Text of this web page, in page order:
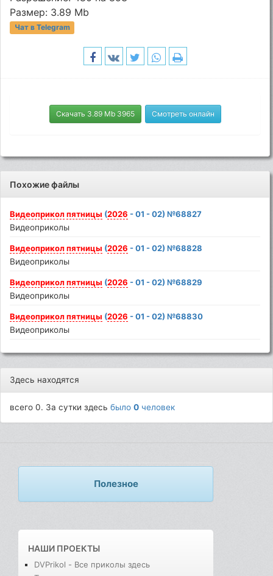
Размер: 3.89 Mb
Чат в Telegram
Скачать 3.89 Mb 3965 Смотреть онлайн
Похожие файлы
Видеоприкол пятницы (2026 - 01 - 02) №68827
Видеоприколы
Видеоприкол пятницы (2026 - 01 - 02) №68828
Видеоприколы
Видеоприкол пятницы (2026 - 01 - 02) №68829
Видеоприколы
Видеоприкол пятницы (2026 - 01 - 02) №68830
Видеоприколы
Здесь находятся
всего 0. За сутки здесьбыло0 человек
Полезное
НАШИ ПРОЕКТЫ
DVPrikol - Все приколы здесь